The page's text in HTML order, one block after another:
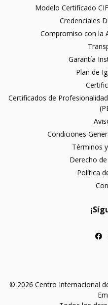
Modelo Certificado
Credenciales
Compromiso con la
Garantía
Plan de
Certificados de
Condiciones
Términos
Derecho
Política
© 2026 Centro Internacional